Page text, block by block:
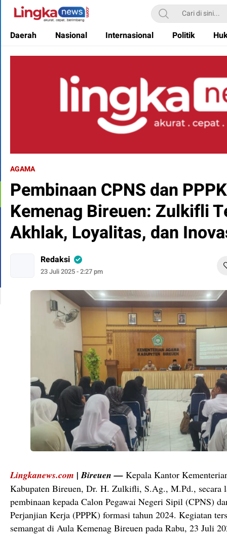
Lingkanews
Akurat. Cepat & Berimbang
Daerah Nasional Internasional Politik
AGAMA
Pembinaan CPNS dan
Kemenag Bireuen: Zulkifli
Akhlak, Loyalitas, dan
Redaksi
23 Juli 2025 - 2:27 pm
Lingkanews.com | Bireuen — Kepala Kantor
Kabupaten Bireuen, Dr. H. Zulkifli, S.Ag., M.Pd., secara
pembinaan kepada Calon Pegawai Negeri Sipil (CPNS)
Perjanjian Kerja (PPPK) formasi tahun 2024. Kegiatan
semangat di Aula Kemenag Bireuen pada Rabu, 23 Juli